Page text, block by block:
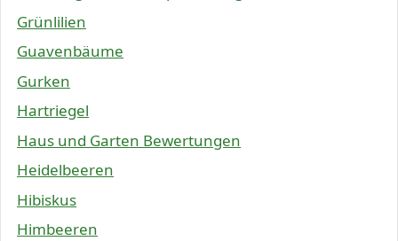
Grünlilien
Guavenbäume
Gurken
Hartriegel
Haus und Garten Bewertungen
Heidelbeeren
Hibiskus
Himbeeren